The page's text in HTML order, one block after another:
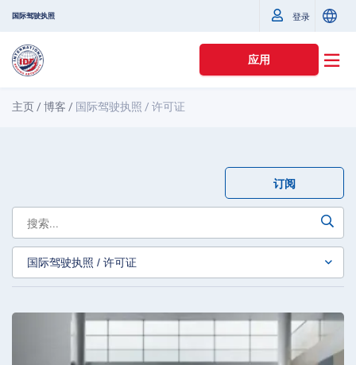
国际驾驶执照 登录
应用
主页 /博客 / 国际驾驶执照 / 许可证
订阅